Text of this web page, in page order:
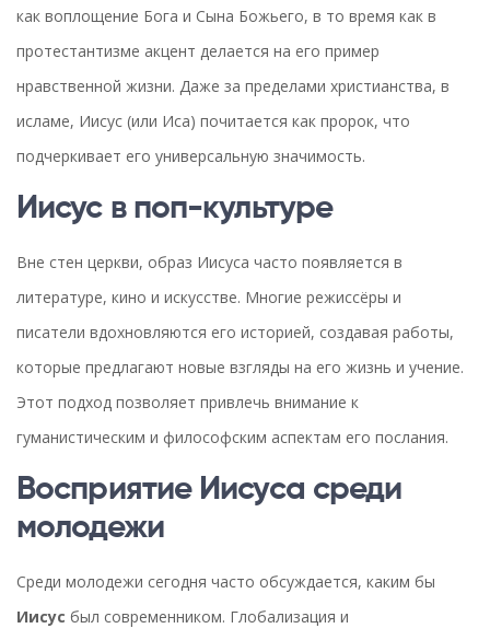
как воплощение Бога и Сына Божьего, в то время как в
протестантизме акцент делается на его пример
нравственной жизни. Даже за пределами христианства, в
исламе, Иисус (или Иса) почитается как пророк, что
подчеркивает его универсальную значимость.
Иисус в поп-культуре
Вне стен церкви, образ Иисуса часто появляется в
литературе, кино и искусстве. Многие режиссёры и
писатели вдохновляются его историей, создавая работы,
которые предлагают новые взгляды на его жизнь и учение.
Этот подход позволяет привлечь внимание к
гуманистическим и философским аспектам его послания.
Восприятие Иисуса среди
молодежи
Среди молодежи сегодня часто обсуждается, каким бы
Иисус был современником. Глобализация и